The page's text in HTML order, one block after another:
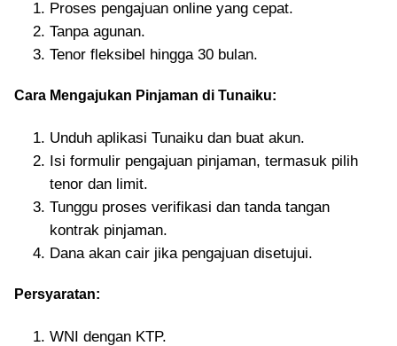
Proses pengajuan online yang cepat.
Tanpa agunan.
Tenor fleksibel hingga 30 bulan.
Cara Mengajukan Pinjaman di Tunaiku:
Unduh aplikasi Tunaiku dan buat akun.
Isi formulir pengajuan pinjaman, termasuk pilih
tenor dan limit.
Tunggu proses verifikasi dan tanda tangan
kontrak pinjaman.
Dana akan cair jika pengajuan disetujui.
Persyaratan:
WNI dengan KTP.